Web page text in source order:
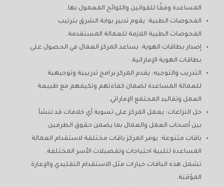
المساعدة وفقًا للقوانين واللوائح المعمول بها.
الفحوصات الطبية: يقوم تدبير بوابة الشرق بترتيب
الفحوصات الطبية اللازمة للعمالة المستقدمة.
إصدار بطاقات الهوية: يساعد المركز العمال في الحصول على
بطاقات الهوية الإماراتية.
التدريب والتوجيه: يقدم المركز برامج تدريبية وتوجيهية
للعمالة المساعدة لضمان كفاءتهم وتكيفهم مع طبيعة
العمل وتقاليد المجتمع الإماراتي.
حل النزاعات: يعمل المركز على تسوية أي خلافات قد تنشأ
بين أصحاب العمل والعمال بما يضمن حقوق الطرفين.
باقات متنوعة: يوفر المركز باقات مختلفة لاستقدام العمالة
المساعدة لتلبية احتياجات وتفضيلات الأسر المختلفة.
تشمل هذه الباقات خيارات مثل الاستقدام التقليدي والإعارة
المؤقتة.